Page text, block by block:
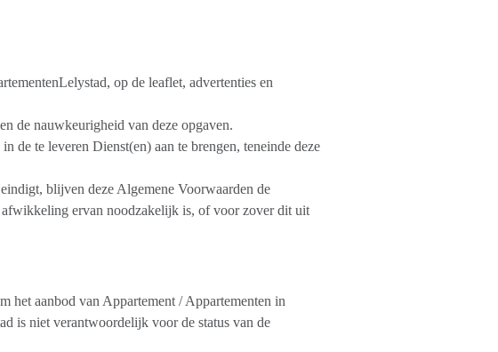
op de leaflet, advertenties en
de nauwkeurigheid van deze opgaven.
de te leveren Dienst(en) aan te brengen, teneinde deze
blijven deze Algemene Voorwaarden de
ervan noodzakelijk is, of voor zover dit uit
het aanbod van Appartement / Appartementen in
is niet verantwoordelijk voor de status van de